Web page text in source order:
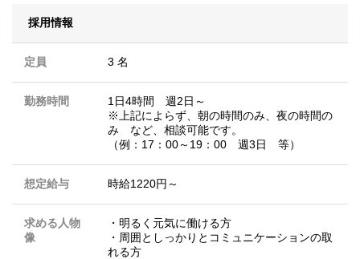
採用情報
定員 3 名
勤務時間
1日4時間 週2日～
※上記によらず、朝の時間のみ、夜の時間の
み など、相談可能です。
（例：17：00～19：00 週3日 等）
想定給与 時給1220円～
求める人物
像
・明るく元気に働ける方
・周囲としっかりとコミュニケーションの取
れる方